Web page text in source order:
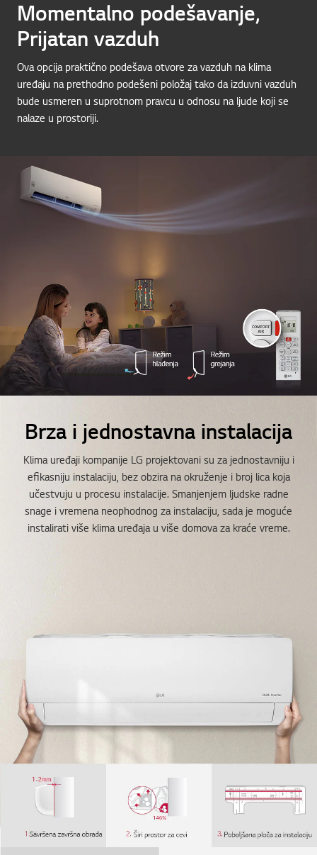
Momentalno podešavanje,
Prijatan vazduh
Ova opcija praktično podešava otvore za vazduh na klima
uređaju na prethodno podešeni položaj tako da izduvni vazduh
bude usmeren u suprotnom pravcu u odnosu na ljude koji se
nalaze u prostoriji.
Brza i jednostavna instalacija
Klima uređaji kompanije LG projektovani su za jednostavniju i
efikasniju instalaciju, bez obzira na okruženje i broj lica koja
učestvuju u procesu instalacije. Smanjenjem ljudske radne
snage i vremena neophodnog za instalaciju, sada je moguće
instalirati više klima uređaja u više domova za kraće vreme.